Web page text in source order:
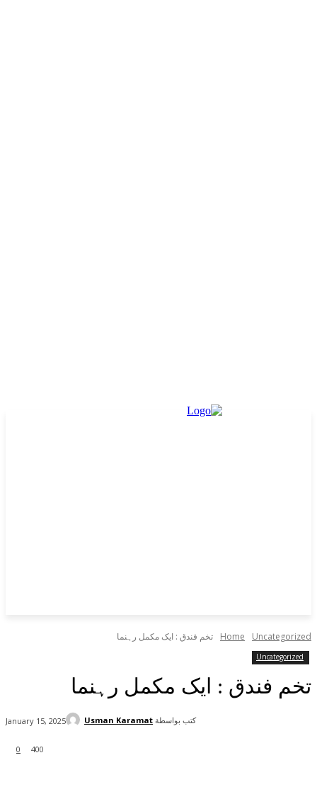
Home Uncategorized تخم فندق : ایک مکمل رہنما
Uncategorized
تخم فندق : ایک مکمل رہنما
0 400
January 15, 2025 كتب بواسطة Usman Karamat